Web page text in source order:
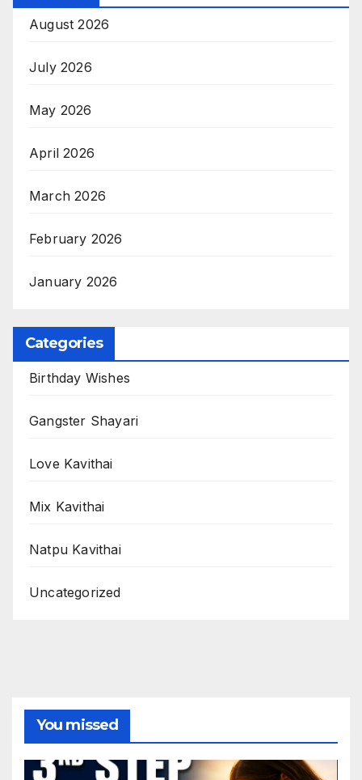
August 2026
July 2026
May 2026
April 2026
March 2026
February 2026
January 2026
Categories
Birthday Wishes
Gangster Shayari
Love Kavithai
Mix Kavithai
Natpu Kavithai
Uncategorized
You missed